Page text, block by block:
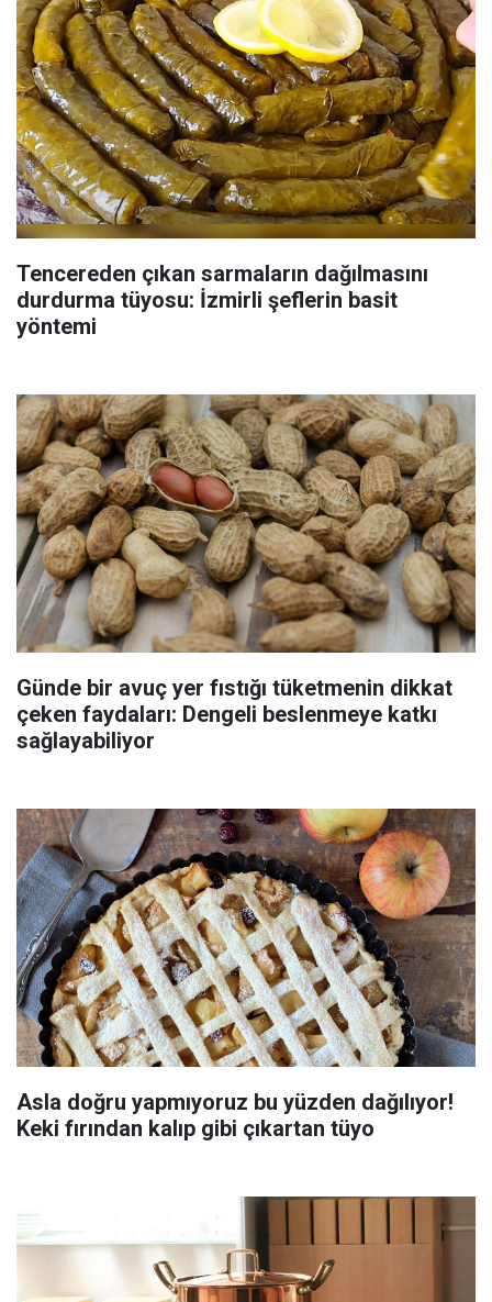
Tencereden çıkan sarmaların dağılmasını
durdurma tüyosu: İzmirli şeflerin basit
yöntemi
Günde bir avuç yer fıstığı tüketmenin dikkat
çeken faydaları: Dengeli beslenmeye katkı
sağlayabiliyor
Asla doğru yapmıyoruz bu yüzden dağılıyor!
Keki fırından kalıp gibi çıkartan tüyo